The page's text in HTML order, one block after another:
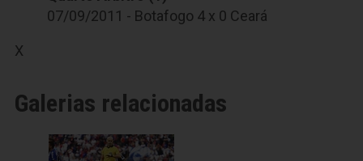
07/09/2011 - Botafogo 4 x 0 Ceará
X
Galerias relacionadas